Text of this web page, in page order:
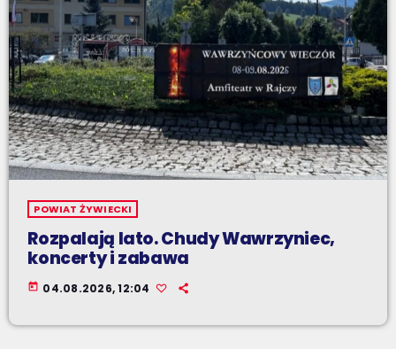
POWIAT ŻYWIECKI
Rozpalają lato. Chudy Wawrzyniec,
koncerty i zabawa
today 04.08.2026, 12:04